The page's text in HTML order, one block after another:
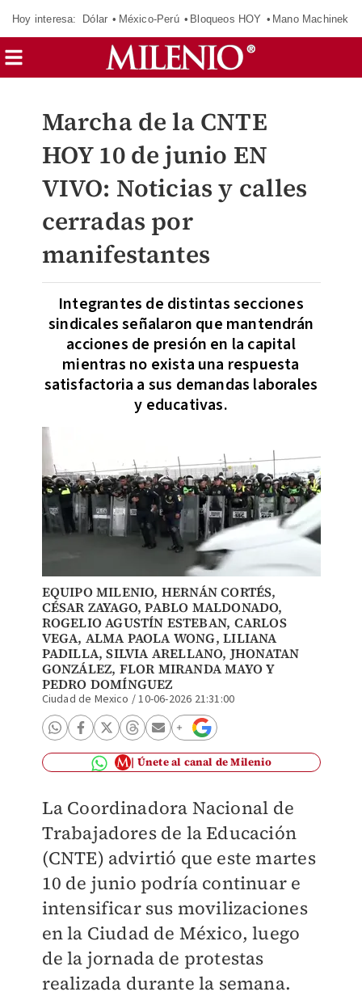
Hoy interesa: Dólar México-Perú Bloqueos HOY Mano Machinek
Marcha de la CNTE
HOY 10 de junio EN
VIVO: Noticias y calles
cerradas por
manifestantes
Integrantes de distintas secciones
sindicales señalaron que mantendrán
acciones de presión en la capital
mientras no exista una respuesta
satisfactoria a sus demandas laborales
y educativas.
EQUIPO MILENIO, HERNÁN CORTÉS,
CÉSAR ZAYAGO,PABLO MALDONADO,
ROGELIO AGUSTÍN ESTEBAN, CARLOS
VEGA, ALMA PAOLA WONG,LILIANA
PADILLA, SILVIA ARELLANO, JHONATAN
GONZÁLEZ, FLOR MIRANDA MAYO Y
PEDRO DOMÍNGUEZ
Ciudad de Mexico /10-06-2026 21:31:00
Únete al canal de Milenio
La Coordinadora Nacional de
Trabajadores de la Educación
(CNTE) advirtió que este martes
10 de junio podría continuar e
intensificar sus movilizaciones
en la Ciudad de México, luego
de la jornada de protestas
realizada durante la semana.